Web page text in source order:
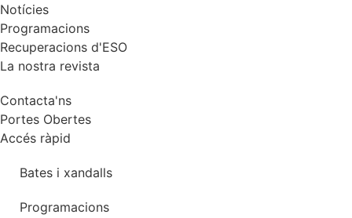
Notícies
Programacions
Recuperacions d'ESO
La nostra revista
Contacta'ns
Portes Obertes
Accés ràpid
Bates i xandalls
Programacions